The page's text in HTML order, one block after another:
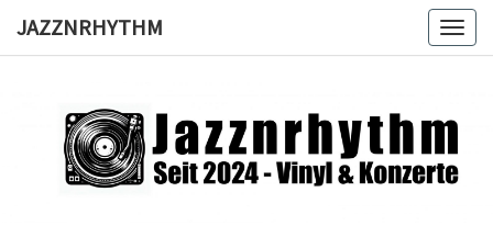
JAZZNRHYTHM
Seit
2024 –